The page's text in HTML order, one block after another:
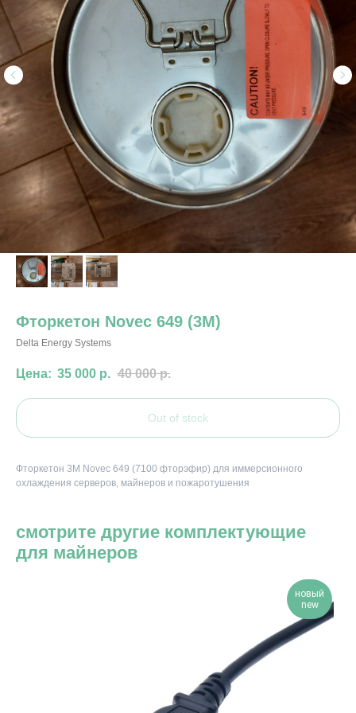
Фторкетон Novec 649 (3M)
Delta Energy Systems
35 000 р. 40 000 р.
Out of stock
Фторкетон 3M Novec 649 (7100 фторэфир) для иммерсионного
охлаждения серверов, майнеров и пожаротушения
смотрите другие комплектующие
для майнеров
новый
new